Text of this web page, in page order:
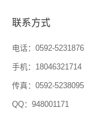
联系方式
电话：0592-5231876
手机：18046321714
传真：0592-5238095
QQ：948001171